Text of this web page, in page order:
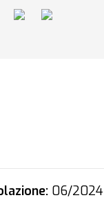
06/2024